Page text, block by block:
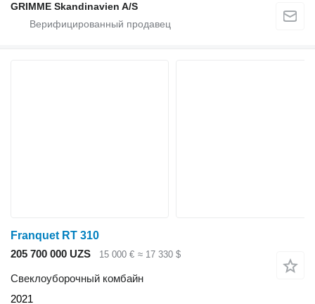
GRIMME Skandinavien A/S
Franquet RT 310
205 700 000 UZS
15 000 € ≈ 17 330 $
Свеклоуборочный комбайн
2021